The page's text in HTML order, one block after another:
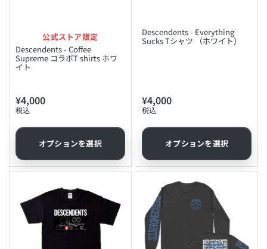
公式ストア限定
Descendents - Coffee
Supreme コラボT shirts ホワ
イト
通
常
価
¥4,000
税込
オプションを選択
Descendents - Everything
Sucks Tシャツ （ホワイト）
通
常
価
¥4,000
税込
オプションを選択